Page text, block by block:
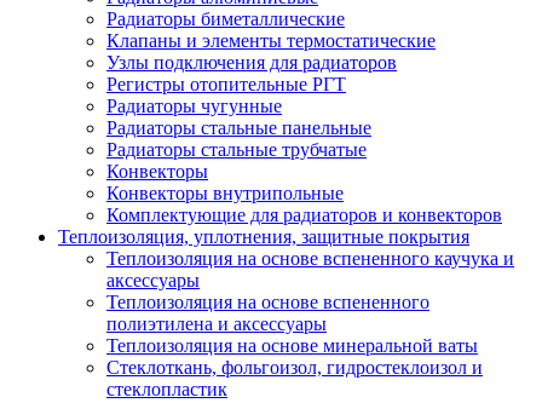
Радиаторы биметаллические
Клапаны и элементы термостатические
Узлы подключения для радиаторов
Регистры отопительные РГТ
Радиаторы чугунные
Радиаторы стальные панельные
Радиаторы стальные трубчатые
Конвекторы
Конвекторы внутрипольные
Комплектующие для радиаторов и конвекторов
Теплоизоляция, уплотнения, защитные покрытия
Теплоизоляция на основе вспененного каучука и
аксессуары
Теплоизоляция на основе вспененного
полиэтилена и аксессуары
Теплоизоляция на основе минеральной ваты
Стеклоткань, фольгоизол, гидростеклоизол и
стеклопластик